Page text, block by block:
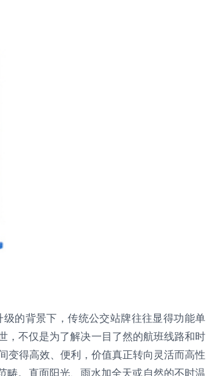
的背景下，传统公交站牌往往显得功能单
，不仅是为了解决一目了然的航班线路和时
变得高效、便利，价值真正转向灵活而高性
。直面阳光、雨水加全天或自然的不时温